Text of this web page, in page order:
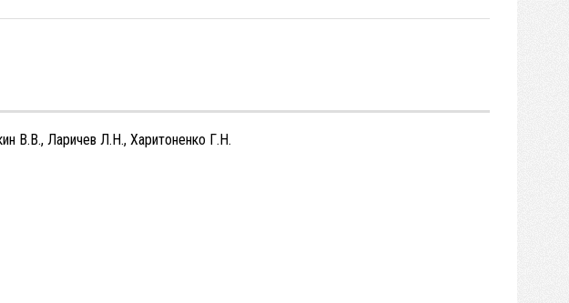
В.В., Ларичев Л.Н., Харитоненко Г.Н.